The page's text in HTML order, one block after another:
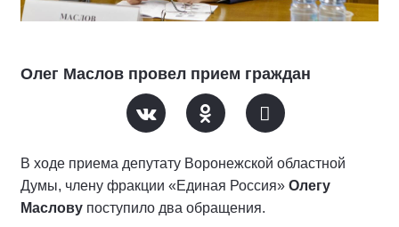
Олег Маслов провел прием граждан
В ходе приема депутату Воронежской областной
Думы, члену фракции «Единая Россия» Олегу
Маслову поступило два обращения.